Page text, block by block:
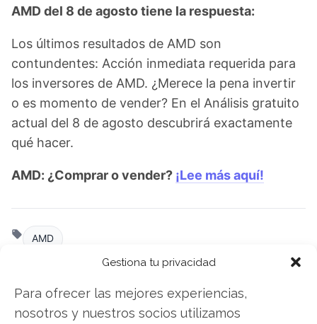
Gestiona tu privacidad
Para ofrecer las mejores experiencias,
nosotros y nuestros socios utilizamos
AMD del 8 de agosto tiene la respuesta:
Los últimos resultados de AMD son
contundentes: Acción inmediata requerida para
los inversores de AMD. ¿Merece la pena invertir
o es momento de vender? En el Análisis gratuito
actual del 8 de agosto descubrirá exactamente
qué hacer.
AMD: ¿Comprar o vender? ¡Lee más aquí!
AMD
Compartir este artículo